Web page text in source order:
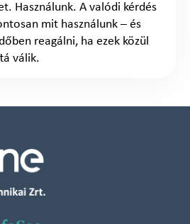
Használunk. A valódi kérdés
mit használunk – és
reagálni, ha ezek közül
válik.